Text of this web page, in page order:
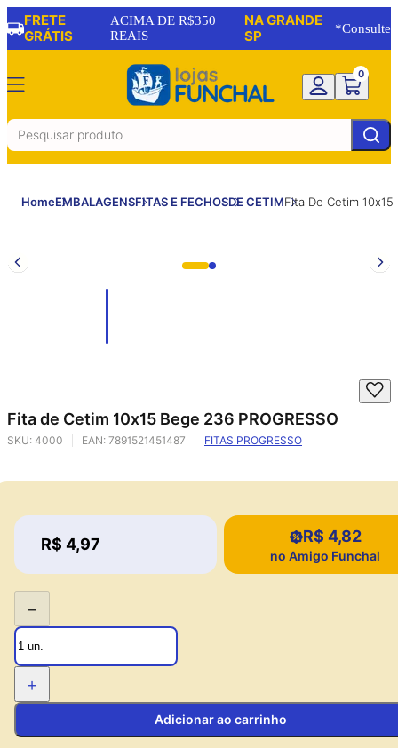
FRETE
GRÁTIS
ACIMA DE R$350
REAIS
NA GRANDE
SP
*Consulte
0
HomeEMBALAGENSFITAS E FECHOSDE CETIMFita De Cetim 10x15
Fita de Cetim 10x15 Bege 236 PROGRESSO
SKU: 4000 EAN: 7891521451487 FITAS PROGRESSO
Price:
R$ 4,97 Price:
R$ 4,82
no Amigo Funchal
−
+
Adicionar ao carrinho